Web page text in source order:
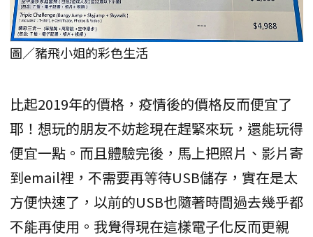
圖／豬飛小姐的彩色生活
比起2019年的價格，疫情後的價格反而便宜了
耶！想玩的朋友不妨趁現在趕緊來玩，還能玩得
便宜一點。而且體驗完後，馬上把照片、影片寄
到email裡，不需要再等待USB儲存，實在是太
方便快速了，以前的USB也隨著時間過去幾乎都
不能再使用。我覺得現在這樣電子化反而更親